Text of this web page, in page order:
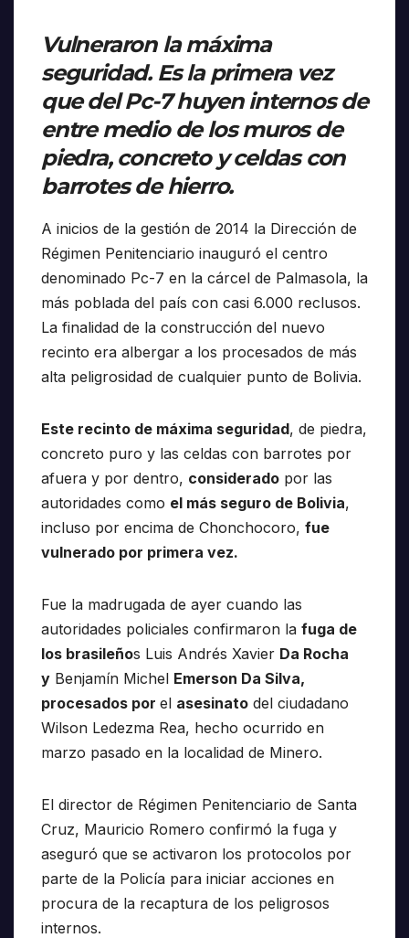
Vulneraron la máxima
seguridad. Es la primera vez
que del Pc-7 huyen internos de
entre medio de los muros de
piedra, concreto y celdas con
barrotes de hierro.
A inicios de la gestión de 2014 la Dirección de
Régimen Penitenciario inauguró el centro
denominado Pc-7 en la cárcel de Palmasola, la
más poblada del país con casi 6.000 reclusos.
La finalidad de la construcción del nuevo
recinto era albergar a los procesados de más
alta peligrosidad de cualquier punto de Bolivia.
Este recinto de máxima seguridad, de piedra,
concreto puro y las celdas con barrotes por
afuera y por dentro, considerado por las
autoridades como el más seguro de Bolivia,
incluso por encima de Chonchocoro, fue
vulnerado por primera vez.
Fue la madrugada de ayer cuando las
autoridades policiales confirmaron la fuga de
los brasileños Luis Andrés Xavier Da Rocha
y Benjamín Michel Emerson Da Silva,
procesados por el asesinato del ciudadano
Wilson Ledezma Rea, hecho ocurrido en
marzo pasado en la localidad de Minero.
El director de Régimen Penitenciario de Santa
Cruz, Mauricio Romero confirmó la fuga y
aseguró que se activaron los protocolos por
parte de la Policía para iniciar acciones en
procura de la recaptura de los peligrosos
internos.